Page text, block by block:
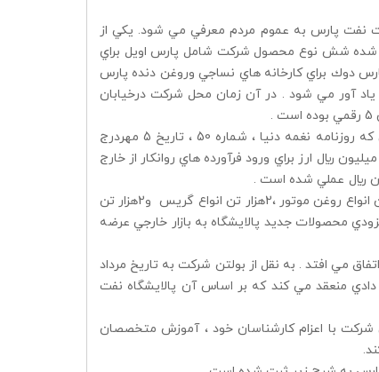
پارس به عموم مردم معرفي مي شود. يكي از
اين زمينه در روزنامه اطلاعات دوشنبه 19 شهريور درج شده شش نوع محصول شركت شامل پارس اويل براي
دوك براي كارخانه هاي نساجي وروغن دنده پارس
ياد آور مي شود . در آن زمان محل شركت درخيابان
گزارش رسمي در اواخر شهريور ماه 1341 ، مدير عامل وقت شركت در يك گزارش رسمي كه روزنامه نغمه دنيا ، شماره 50 ، تاريخ 5 مهردرج
شده اعلام مي كند كه طي سال 1338 حدود 500 ميليون ريال وطي سال 1339 حدود 400 ميليون ريال ارز براي ورود فرآورده هاي روانكار از خارج
در همين گزارش ظرفيت توليد پالايشگاه نفت پارس ( در سال 1341 ) را معادل 20 هزار تن انواع روغن موتور ،‌2هزار تن انواع گريس و2هزار تن
محصولات جديد پالايشگاه به بازار خارجي عرضه
مشاركت با شركت شل : توسعه شركت و مشاركت و همكاري با شركت شل در سال 1340 اتفاق مي افتد . به نقل از بولتن شركت به تاريخ مرداد
قرار دادي منعقد مي كند كه بر اساس آن پالايشگاه نفت
شركت با اعزام كارشناسان خود ، آموزش متخصصان